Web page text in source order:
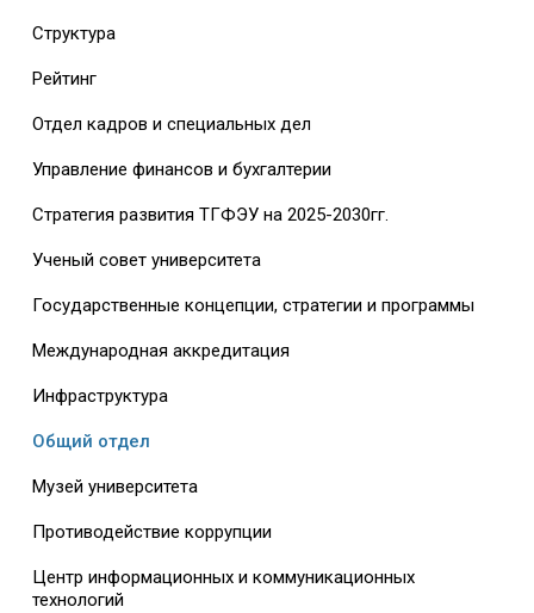
Структура
Рейтинг
Отдел кадров и специальных дел
Управление финансов и бухгалтерии
Стратегия развития ТГФЭУ на 2025-2030гг.
Ученый совет университета
Государственные концепции, стратегии и программы
Международная аккредитация
Инфраструктура
Общий отдел
Музей университета
Противодействие коррупции
Центр информационных и коммуникационных
технологий